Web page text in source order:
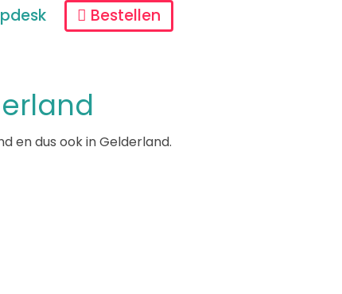
Bestellen
en dus ook in Gelderland.